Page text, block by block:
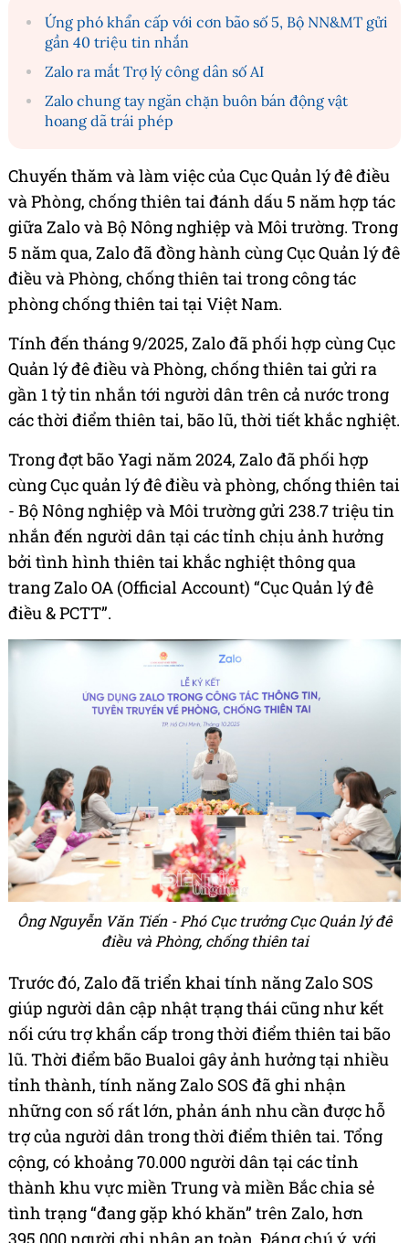
Ứng phó khẩn cấp với cơn bão số 5, Bộ NN&MT gửi
gần 40 triệu tin nhắn
Zalo ra mắt Trợ lý công dân số AI
Zalo chung tay ngăn chặn buôn bán động vật
hoang dã trái phép
Chuyến thăm và làm việc của Cục Quản lý đê điều
và Phòng, chống thiên tai đánh dấu 5 năm hợp tác
giữa Zalo và Bộ Nông nghiệp và Môi trường. Trong
5 năm qua, Zalo đã đồng hành cùng Cục Quản lý đê
điều và Phòng, chống thiên tai trong công tác
phòng chống thiên tai tại Việt Nam.
Tính đến tháng 9/2025, Zalo đã phối hợp cùng Cục
Quản lý đê điều và Phòng, chống thiên tai gửi ra
gần 1 tỷ tin nhắn tới người dân trên cả nước trong
các thời điểm thiên tai, bão lũ, thời tiết khắc nghiệt.
Trong đợt bão Yagi năm 2024, Zalo đã phối hợp
cùng Cục quản lý đê điều và phòng, chống thiên tai
- Bộ Nông nghiệp và Môi trường gửi 238.7 triệu tin
nhắn đến người dân tại các tỉnh chịu ảnh hưởng
bởi tình hình thiên tai khắc nghiệt thông qua
trang Zalo OA (Official Account) “Cục Quản lý đê
điều & PCTT”.
Ông Nguyễn Văn Tiến - Phó Cục trưởng Cục Quản lý đê
điều và Phòng, chống thiên tai
Trước đó, Zalo đã triển khai tính năng Zalo SOS
giúp người dân cập nhật trạng thái cũng như kết
nối cứu trợ khẩn cấp trong thời điểm thiên tai bão
lũ. Thời điểm bão Bualoi gây ảnh hưởng tại nhiều
tỉnh thành, tính năng Zalo SOS đã ghi nhận
những con số rất lớn, phản ánh nhu cần được hỗ
trợ của người dân trong thời điểm thiên tai. Tổng
cộng, có khoảng 70.000 người dân tại các tỉnh
thành khu vực miền Trung và miền Bắc chia sẻ
tình trạng “đang gặp khó khăn” trên Zalo, hơn